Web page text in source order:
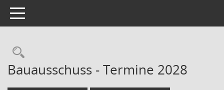
Toggle navigation
Rechercheauswahl
Bauausschuss - Termine 2028